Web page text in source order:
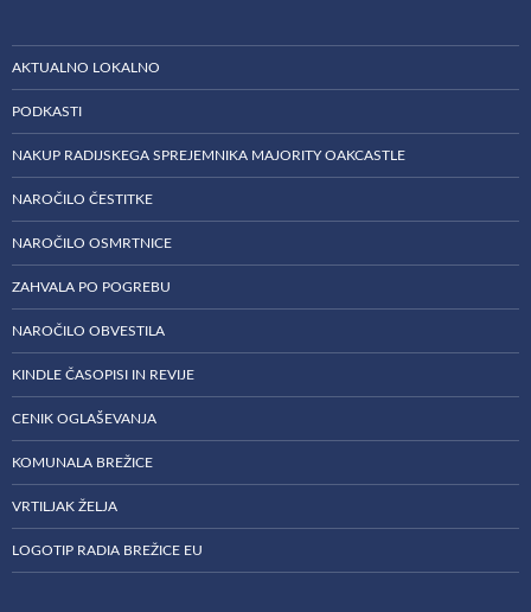
AKTUALNO LOKALNO
PODKASTI
NAKUP RADIJSKEGA SPREJEMNIKA MAJORITY OAKCASTLE
NAROČILO ČESTITKE
NAROČILO OSMRTNICE
ZAHVALA PO POGREBU
NAROČILO OBVESTILA
KINDLE ČASOPISI IN REVIJE
CENIK OGLAŠEVANJA
KOMUNALA BREŽICE
VRTILJAK ŽELJA
LOGOTIP RADIA BREŽICE EU